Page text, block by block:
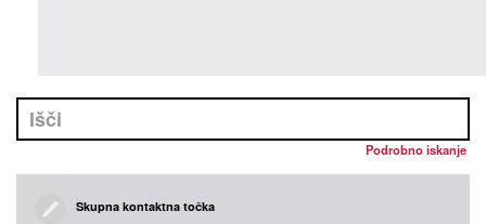
Podrobno iskanje
Skupna kontaktna točka